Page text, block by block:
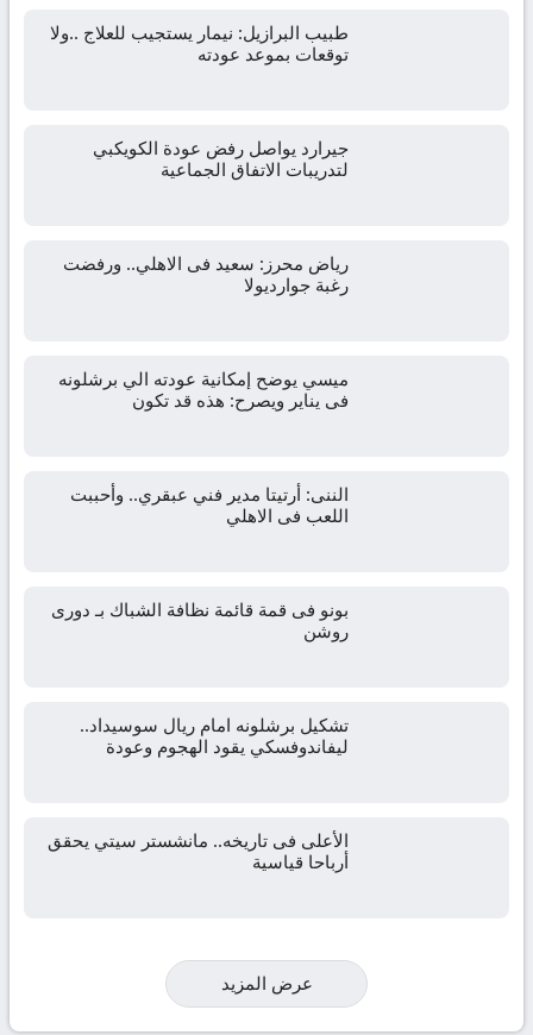
طبيب البرازيل: نيمار يستجيب للعلاج ..ولا
توقعات بموعد عودته
جيرارد يواصل رفض عودة الكويكبي
لتدريبات الاتفاق الجماعية
رياض محرز: سعيد فى الاهلي.. ورفضت
رغبة جوارديولا
ميسي يوضح إمكانية عودته الي برشلونه
فى يناير ويصرح: هذه قد تكون
الننى: أرتيتا مدير فني عبقري.. وأحببت
اللعب فى الاهلي
بونو فى قمة قائمة نظافة الشباك بـ دورى
روشن
تشكيل برشلونه امام ريال سوسيداد..
ليفاندوفسكي يقود الهجوم وعودة
الأعلى فى تاريخه.. مانشستر سيتي يحقق
أرباحا قياسية
عرض المزيد